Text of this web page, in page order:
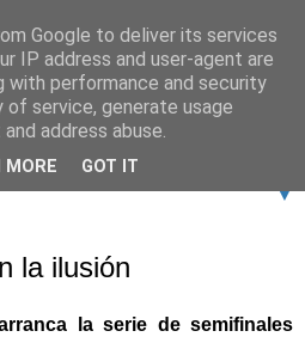
▼
la ilusión
la serie de semifinales
Google to deliver its services
IP address and user-agent are
with performance and security
service, generate usage
address abuse.
MORE GOT IT